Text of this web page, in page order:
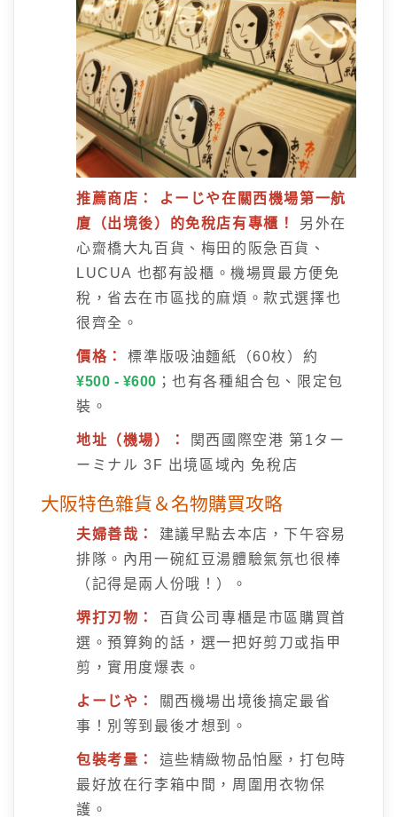
推薦商店：
よーじや在關西機場第一航
廈（出境後）的免稅店有專櫃！
另外在
心齋橋大丸百貨、梅田的阪急百貨、
LUCUA 也都有設櫃。機場買最方便免
稅，省去在市區找的麻煩。款式選擇也
很齊全。
價格：
標準版吸油麵紙（60枚）約
¥500 - ¥600 ；也有各種組合包、限定包
裝。
地址（機場）：
関西國際空港 第1ター
ーミナル 3F 出境區域內 免稅店
大阪特色雜貨＆名物購買攻略
夫婦善哉：
建議早點去本店，下午容易
排隊。內用一碗紅豆湯體驗氣氛也很棒
（記得是兩人份哦！）。
堺打刃物：
百貨公司專櫃是市區購買首
選。預算夠的話，選一把好剪刀或指甲
剪，實用度爆表。
よーじや：
關西機場出境後搞定最省
事！別等到最後才想到。
包裝考量：
這些精緻物品怕壓，打包時
最好放在行李箱中間，周圍用衣物保
護。